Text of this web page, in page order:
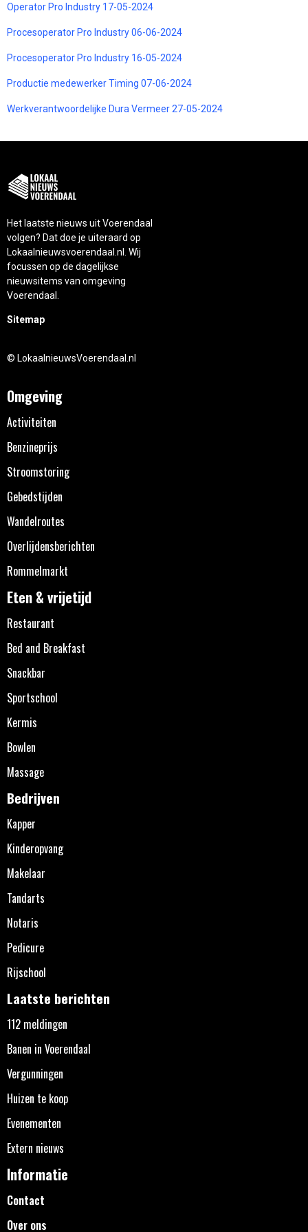
Operator Pro Industry 17-05-2024
Procesoperator Pro Industry 06-06-2024
Procesoperator Pro Industry 16-05-2024
Productie medewerker Timing 07-06-2024
Werkverantwoordelijke Dura Vermeer 27-05-2024
Het laatste nieuws uit Voerendaal
volgen? Dat doe je uiteraard op
Lokaalnieuwsvoerendaal.nl. Wij
focussen op de dagelijkse
nieuwsitems van omgeving
Voerendaal.
Sitemap
© LokaalnieuwsVoerendaal.nl
Omgeving
Activiteiten
Benzineprijs
Stroomstoring
Gebedstijden
Wandelroutes
Overlijdensberichten
Rommelmarkt
Eten & vrijetijd
Restaurant
Bed and Breakfast
Snackbar
Sportschool
Kermis
Bowlen
Massage
Bedrijven
Kapper
Kinderopvang
Makelaar
Tandarts
Notaris
Pedicure
Rijschool
Laatste berichten
112 meldingen
Banen in Voerendaal
Vergunningen
Huizen te koop
Evenementen
Extern nieuws
Informatie
Contact
Over ons